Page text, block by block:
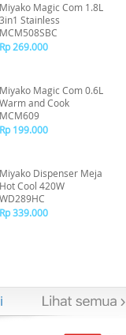
Miyako Magic Com 1.8L
3in1 Stainless
MCM508SBC
Rp 269.000
Miyako Magic Com 0.6L
Warm and Cook
MCM609
Rp 199.000
Miyako Dispenser Meja
Hot Cool 420W
WD289HC
Rp 339.000